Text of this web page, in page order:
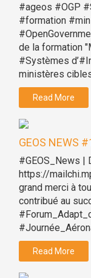
#ageos #OGP
#formation
de la formation
#Systèmes
ministères
Read More
GEOS NEWS
#GEOS_News |
https://
grand merci à
contribué au
Read More